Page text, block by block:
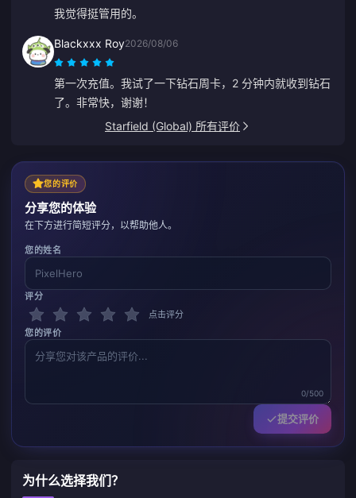
我觉得挺管用的。
Blackxxx Roy2026/08/06
第一次充值。我试了一下钻石周卡，2 分钟内就收到钻石
了。非常快，谢谢！
Starfield (Global) 所有评价
您的评价
分享您的体验
在下方进行简短评分，以帮助他人。
您的姓名
评分
点击评分
您的评价
0/500
提交评价
为什么选择我们？